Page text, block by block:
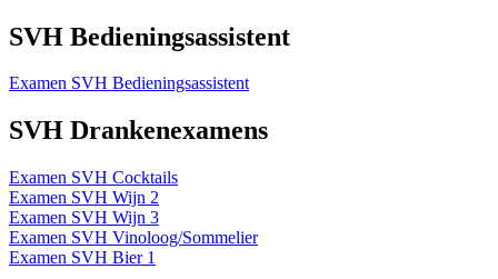
SVH Bedieningsassistent
Examen SVH Bedieningsassistent
SVH Drankenexamens
Examen SVH Cocktails
Examen SVH Wijn 2
Examen SVH Wijn 3
Examen SVH Vinoloog/Sommelier
Examen SVH Bier 1